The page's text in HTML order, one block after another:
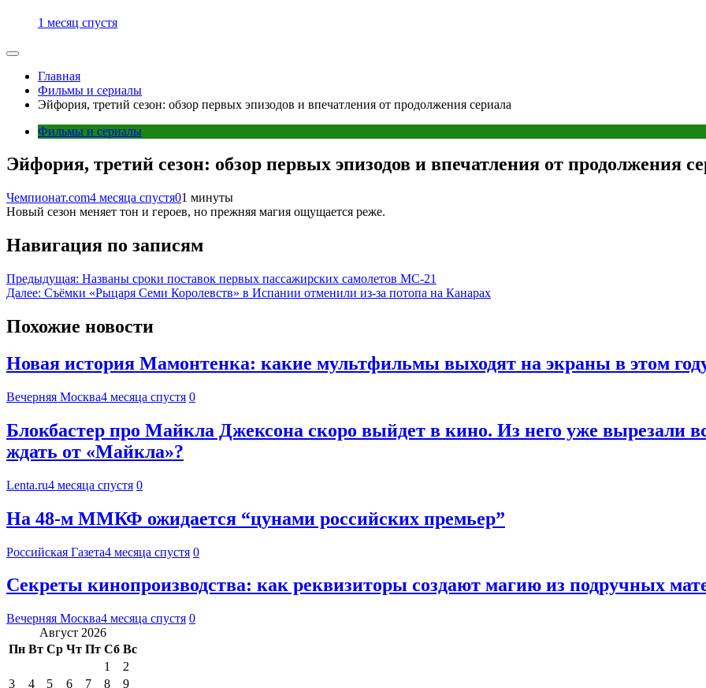
1 месяц спустя
Главная
Фильмы и сериалы
Эйфория, третий сезон: обзор первых эпизодов и впечатления от продолжения сериала
Фильмы и сериалы
Эйфория, третий сезон: обзор первых эпизодов и впечатления от продолжения
Чемпионат.com4 месяца спустя01 минуты
Новый сезон меняет тон и героев, но прежняя магия ощущается реже.
Навигация по записям
Предыдущая: Названы сроки поставок первых пассажирских самолетов МС-21
Далее: Съёмки «Рыцаря Семи Королевств» в Испании отменили из-за потопа на Канарах
Похожие новости
Новая история Мамонтенка: какие мультфильмы выходят на экраны в этом
Вечерняя Москва4 месяца спустя 0
Блокбастер про Майкла Джексона скоро выйдет в кино. Из него уже вырезали
ждать от «Майкла»?
Lenta.ru4 месяца спустя 0
На 48-м ММКФ ожидается “цунами российских премьер”
Российская Газета4 месяца спустя 0
Секреты кинопроизводства: как реквизиторы создают магию из подручных
Вечерняя Москва4 месяца спустя 0
Август 2026
Пн Вт Ср Чт Пт Сб Вс
1
2
3
4 5 6 7 8 9